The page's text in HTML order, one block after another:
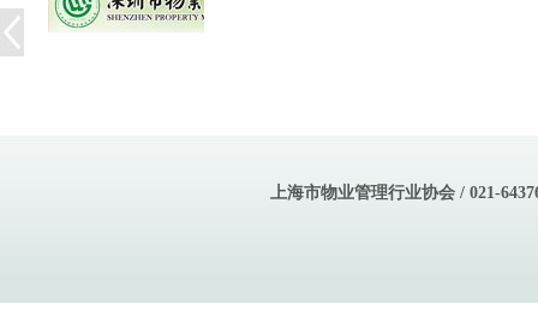
上海市物业管理行业协会 / 021-